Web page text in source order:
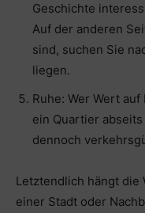
Geschichte
Auf der anderen
sind, suchen Sie
liegen.
Ruhe: Wer Wert
ein Quartier
dennoch
Letztendlich hängt die
einer Stadt oder